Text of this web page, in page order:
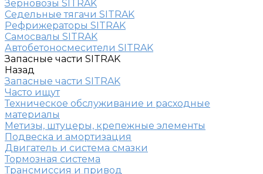
Зерновозы SITRAK
Седельные тягачи SITRAK
Рефрижераторы SITRAK
Самосвалы SITRAK
Автобетоносмесители SITRAK
Запасные части SITRAK
Назад
Запасные части SITRAK
Часто ищут
Техническое обслуживание и расходные
материалы
Метизы, штуцеры, крепежные элементы
Подвеска и амортизация
Двигатель и система смазки
Тормозная система
Трансмиссия и привод